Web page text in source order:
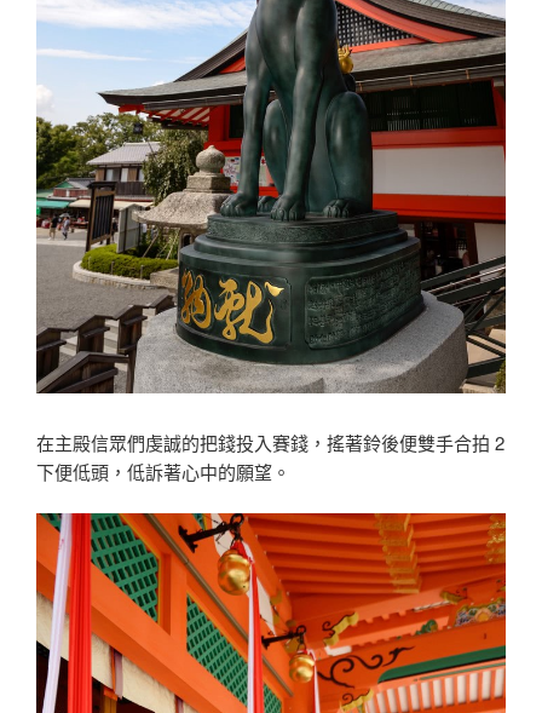
在主殿信眾們虔誠的把錢投入賽錢，搖著鈴後便雙手合拍 2
下便低頭，低訴著心中的願望。